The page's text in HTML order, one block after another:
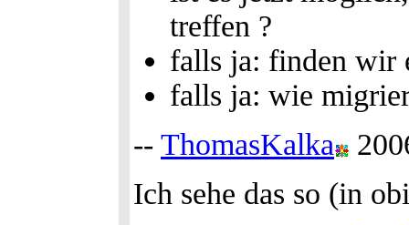
treffen ?
falls ja: finden wir
falls ja: wie
-- ThomasKalka
Ich sehe das so (in